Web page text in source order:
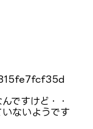
ですけど・・
ないようです